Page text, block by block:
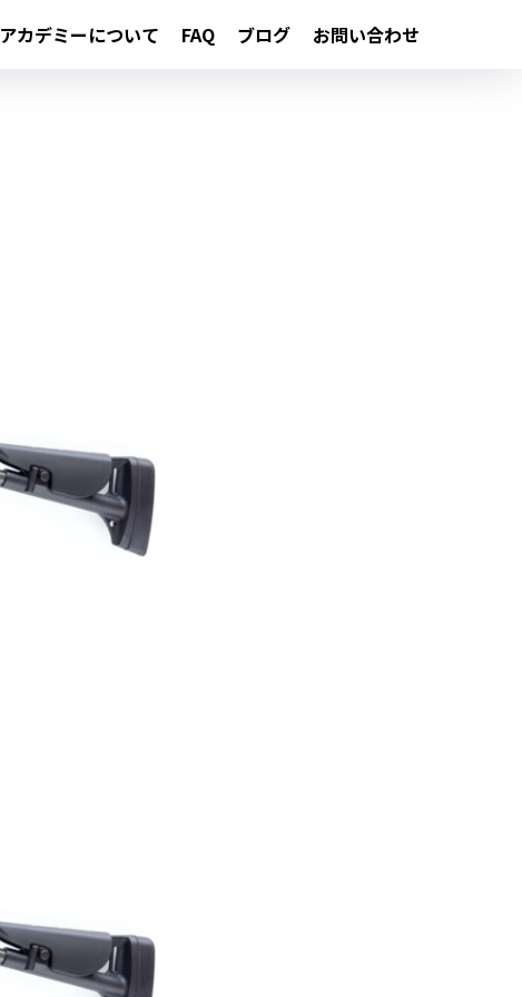
アカデミーについて FAQ ブログ お問い合わせ